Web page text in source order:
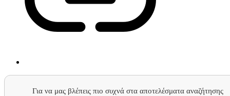
Για να μας βλέπεις πιο συχνά στα αποτελέσματα αναζήτησης